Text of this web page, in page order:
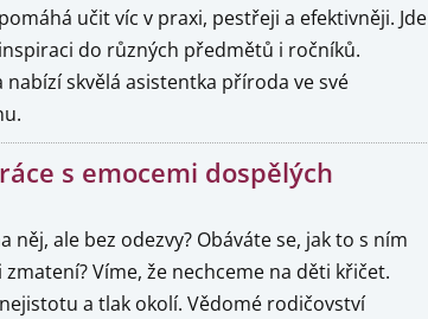
učit víc v praxi, pestřeji a efektivněji. Jde
do různých předmětů i ročníků.
skvělá asistentka příroda ve své
s emocemi dospělých
ale bez odezvy? Obáváte se, jak to s ním
Víme, že nechceme na děti křičet.
a tlak okolí. Vědomé rodičovství